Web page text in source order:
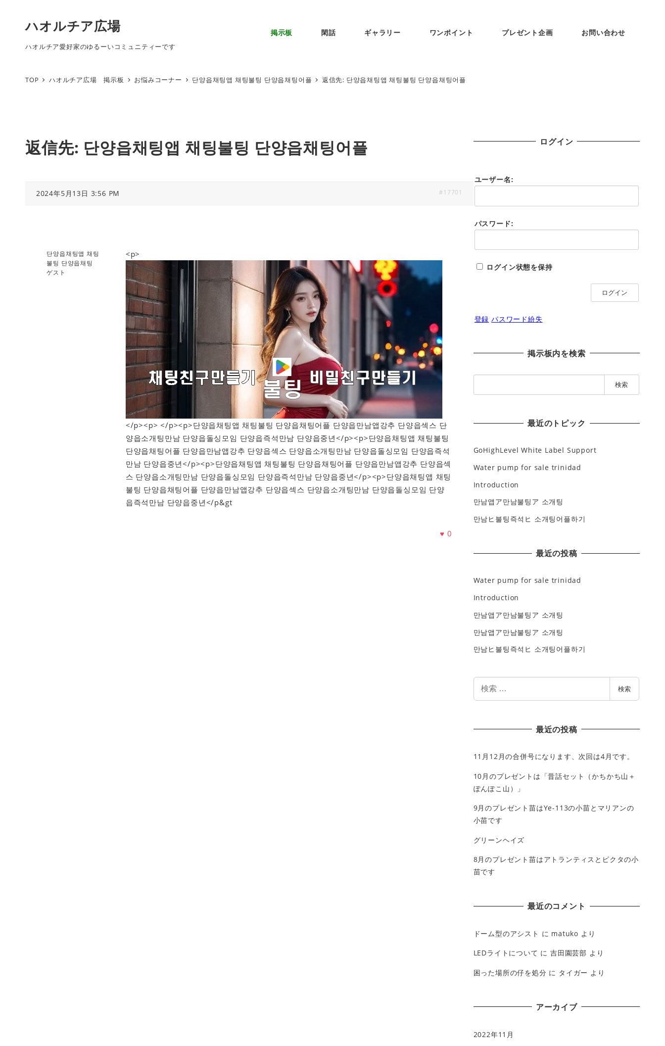
ハオルチア広場
ハオルチア愛好家のゆるーいコミュニティーです
掲示板 閑話 ギャラリー ワンポイント プレゼント企画 お問い合わせ
TOP ハオルチア広場 掲示板 お悩みコーナー 단양읍채팅앱 채팅불팅 단양읍채팅어플 返信先: 단양읍채팅앱 채팅불팅 단양읍채팅어플
返信先: 단양읍채팅앱 채팅불팅 단양읍채팅어플
2024年5月13日 3:56 PM #17701
단양읍채팅앱 채팅
불팅 단양읍채팅
ゲスト
<p>
</p><p> </p><p>단양읍채팅앱 채팅불팅 단양읍채팅어플 단양읍만남앱강추 단양읍섹스 단
양읍소개팅만남 단양읍돌싱모임 단양읍즉석만남 단양읍중년</p><p>단양읍채팅앱 채팅불팅
단양읍채팅어플 단양읍만남앱강추 단양읍섹스 단양읍소개팅만남 단양읍돌싱모임 단양읍즉석
만남 단양읍중년</p><p>단양읍채팅앱 채팅불팅 단양읍채팅어플 단양읍만남앱강추 단양읍섹
스 단양읍소개팅만남 단양읍돌싱모임 단양읍즉석만남 단양읍중년</p><p>단양읍채팅앱 채팅
불팅 단양읍채팅어플 단양읍만남앱강추 단양읍섹스 단양읍소개팅만남 단양읍돌싱모임 단양
읍즉석만남 단양읍중년</p&gt
♥ 0
ログイン
ユーザー名:
パスワード:
ログイン状態を保持
ログイン
登録 パスワード紛失
掲示板内を検索
索
最近のトピック
GoHighLevel White Label Support
Water pump for sale trinidad
Introduction
만남앱ア만남불팅ア 소개팅
만남ヒ불팅즉석ヒ 소개팅어플하기
最近の投稿
Water pump for sale trinidad
Introduction
만남앱ア만남불팅ア 소개팅
만남앱ア만남불팅ア 소개팅
만남ヒ불팅즉석ヒ 소개팅어플하기
検索
最近の投稿
11月12月の合併号になります、次回は4月です。
10月のプレゼントは「昔話セット（かちかち山＋
ぽんぽこ山）」
9月のプレゼント苗はYe-113の小苗とマリアンの
小苗です
グリーンヘイズ
8月のプレゼント苗はアトランティスとピクタの小
苗です
最近のコメント
ドーム型のアシスト に matuko より
LEDライトについて に吉田園芸部 より
困った場所の仔を処分 に タイガー より
アーカイブ
2022年11月